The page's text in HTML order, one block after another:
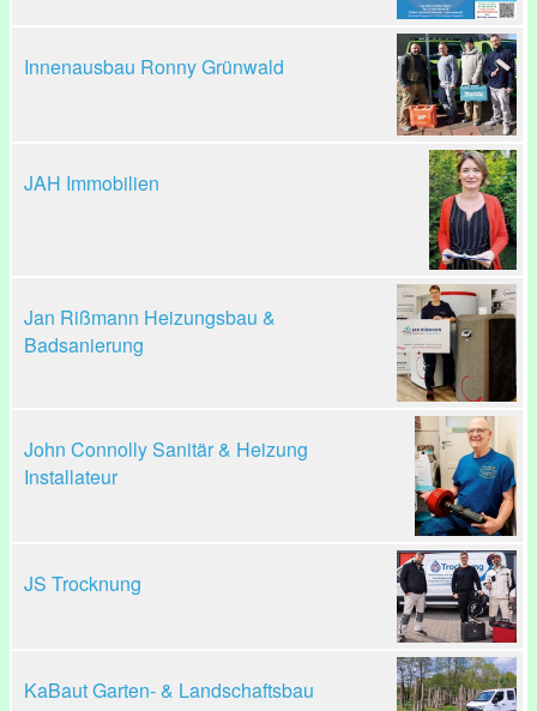
Innenausbau Ronny Grünwald
JAH Immobilien
Jan Rißmann Heizungsbau &
Badsanierung
John Connolly Sanitär & Heizung
Installateur
JS Trocknung
KaBaut Garten- & Landschaftsbau